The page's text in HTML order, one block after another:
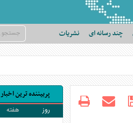
چند رسانه ای نشریات
پربیننده ترین اخبار
روز هفته